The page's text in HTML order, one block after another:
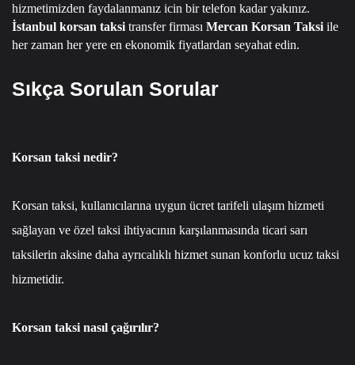
hizmetimizden faydalanmanız icin bir telefon kadar yakınız.
İstanbul korsan taksi transfer firması Mercan Korsan Taksi ile
her zaman her yere en ekonomik fiyatlardan seyahat edin.
Sıkça Sorulan Sorular
Korsan taksi nedir?
Korsan taksi, kullanıcılarına uygun ücret tarifeli ulaşım hizmeti
sağlayan ve özel taksi ihtiyacının karşılanmasında ticari sarı
taksilerin aksine daha ayrıcalıklı hizmet sunan konforlu ucuz taksi
hizmetidir.
Korsan taksi nasıl çağırılır?